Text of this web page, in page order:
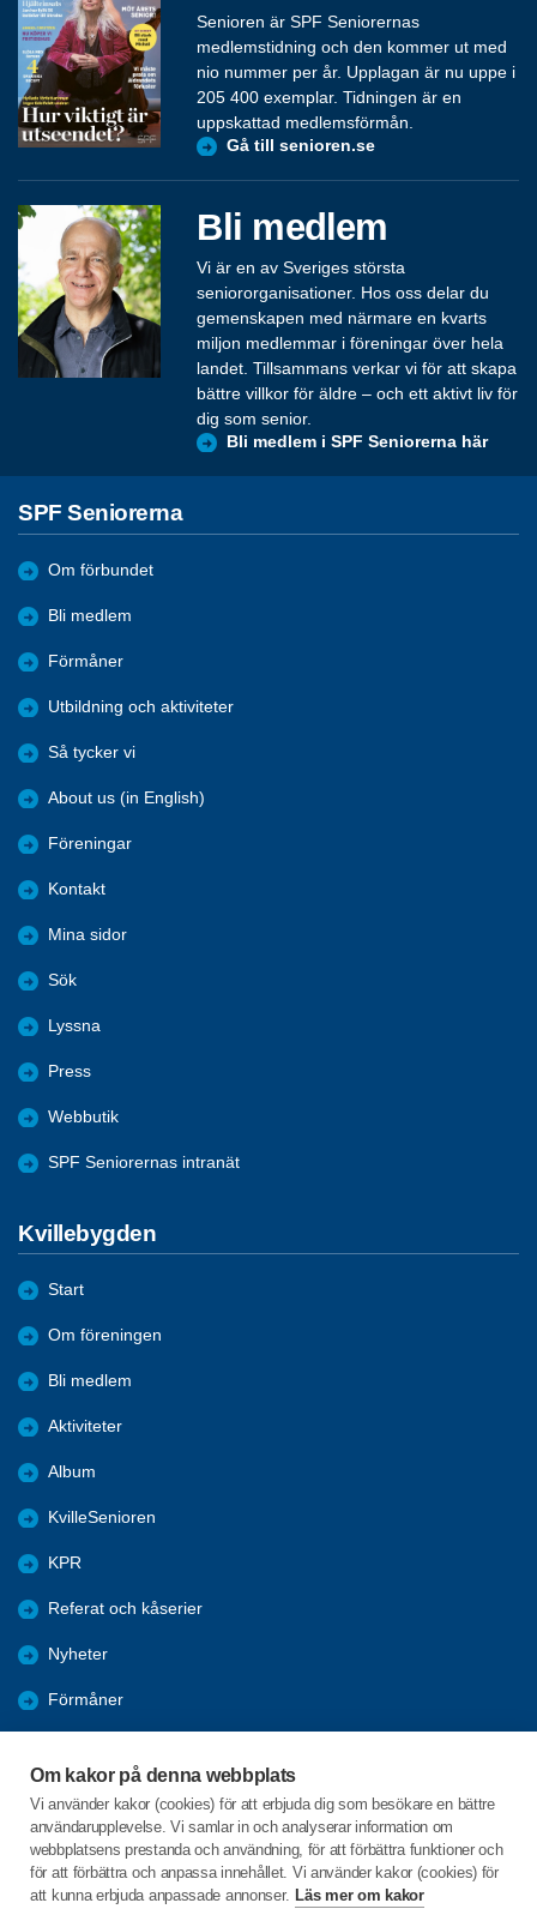
Om kakor på denna webbplats
Vi använder kakor (cookies) för att erbjuda dig som besökare en bättre
användarupplevelse. Vi samlar in och analyserar information om
webbplatsens prestanda och användning, för att förbättra funktioner och
för att förbättra och anpassa innehållet. Vi använder kakor (cookies) för
att kunna erbjuda anpassade annonser. Läs mer om kakor
Senioren är SPF Seniorernas
medlemstidning och den kommer ut med
nio nummer per år. Upplagan är nu uppe i
205 400 exemplar. Tidningen är en
uppskattad medlemsförmån.
Gå till senioren.se
Bli medlem
Vi är en av Sveriges största
seniororganisationer. Hos oss delar du
gemenskapen med närmare en kvarts
miljon medlemmar i föreningar över hela
landet. Tillsammans verkar vi för att skapa
bättre villkor för äldre – och ett aktivt liv för
dig som senior.
Bli medlem i SPF Seniorerna här
SPF Seniorerna
Om förbundet
Bli medlem
Förmåner
Utbildning och aktiviteter
Så tycker vi
About us (in English)
Föreningar
Kontakt
Mina sidor
Sök
Lyssna
Press
Webbutik
SPF Seniorernas intranät
Kvillebygden
Start
Om föreningen
Bli medlem
Aktiviteter
Album
KvilleSenioren
KPR
Referat och kåserier
Nyheter
Förmåner
Tanums kommun
Valet 2026
C/o:Inga-Lill Sörgard